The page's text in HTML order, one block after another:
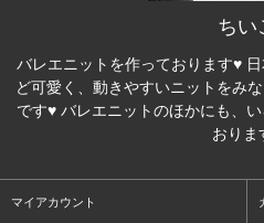
ちい
バレエニットを作っております♥
ど可愛く、動きやすいニットをみ
です♥ バレエニットのほかにも、
おりま
マイアカウント